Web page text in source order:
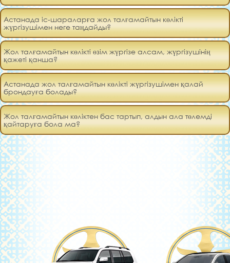
Астанада іс-шараларға жол талғамайтын көлікті
жүргізушімен неге таңдайды?
Жол талғамайтын көлікті өзім жүргізе алсам, жүргізушінің
қажеті қанша?
Астанада жол талғамайтын көлікті жүргізушімен қалай
брондауға болады?
Жол талғамайтын көліктен бас тартып, алдын ала төлемді
қайтаруға бола ма?